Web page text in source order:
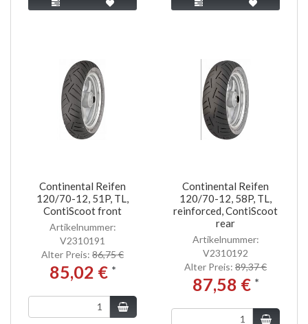
Continental Reifen
120/70-12, 51P, TL,
ContiScoot front
Artikelnummer:
V2310191
Alter Preis: 86,75 €
85,02 € *
Continental Reifen
120/70-12, 58P, TL,
reinforced, ContiScoot
rear
Artikelnummer:
V2310192
Alter Preis: 89,37 €
87,58 € *